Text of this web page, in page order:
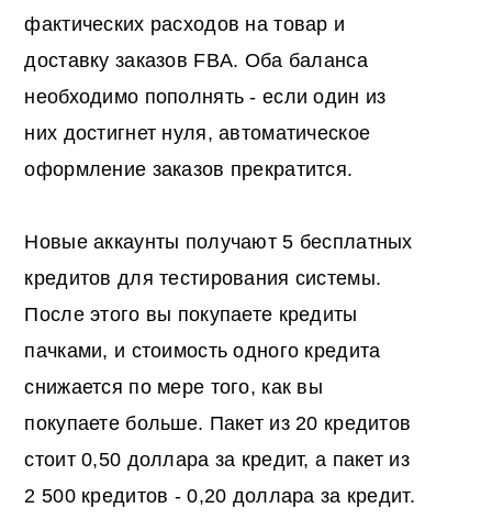
фактических расходов на товар и
доставку заказов FBA. Оба баланса
необходимо пополнять - если один из
них достигнет нуля, автоматическое
оформление заказов прекратится.
Новые аккаунты получают 5 бесплатных
кредитов для тестирования системы.
После этого вы покупаете кредиты
пачками, и стоимость одного кредита
снижается по мере того, как вы
покупаете больше. Пакет из 20 кредитов
стоит 0,50 доллара за кредит, а пакет из
2 500 кредитов - 0,20 доллара за кредит.